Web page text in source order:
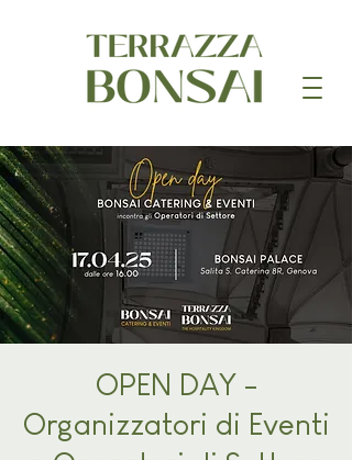
OPEN DAY -
Organizzatori di Eventi